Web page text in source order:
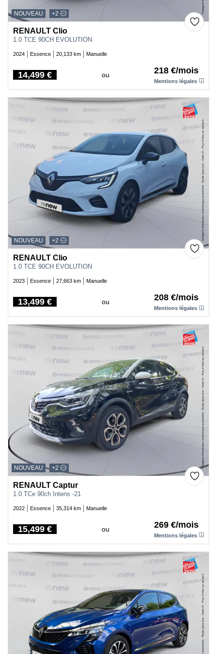
NOUVEAU +2
RENAULT Clio
1.0 TCE 90CH EVOLUTION
2024 Essence 20,133 km Manuelle
Price
14,499 € ou 218 €/mois
Mentions légales
NOUVEAU +2
RENAULT Clio
1.0 TCE 90CH EVOLUTION
2023 Essence 27,663 km Manuelle
Price
13,499 € ou 208 €/mois
Mentions légales
NOUVEAU +2
RENAULT Captur
1.0 TCe 90ch Intens -21
2022 Essence 35,314 km Manuelle
Price
15,499 € ou 269 €/mois
Mentions légales